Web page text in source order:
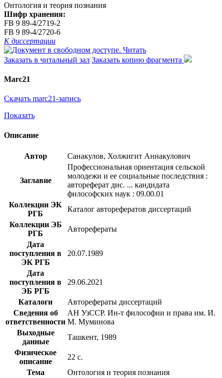
Онтология и теория познания
Шифр хранения:
FB 9 89-4/2719-2
FB 9 89-4/2720-6
К диссертации
Читать
Заказать в читальный зал Заказать копию фрагмента
Marc21
Скачать marc21-запись
Показать
Описание
Автор Санакулов, Холжигит Аннакулович
Заглавие
Профессиональная ориентация сельской
молодежи и ее социальные последствия :
автореферат дис. ... кандидата
философских наук : 09.00.01
Коллекции ЭК
РГБ
Каталог авторефератов диссертаций
Коллекции ЭБ
РГБ
Авторефераты
Дата
поступления в
ЭК РГБ
20.07.1989
Дата
поступления в
ЭБ РГБ
29.06.2021
Каталоги
Авторефераты диссертаций
Сведения об
ответственности
АН УзССР. Ин-т философии и права им. И.
М. Муминова
Выходные
данные
Ташкент, 1989
Физическое
описание
22 с.
Тема
Онтология и теория познания